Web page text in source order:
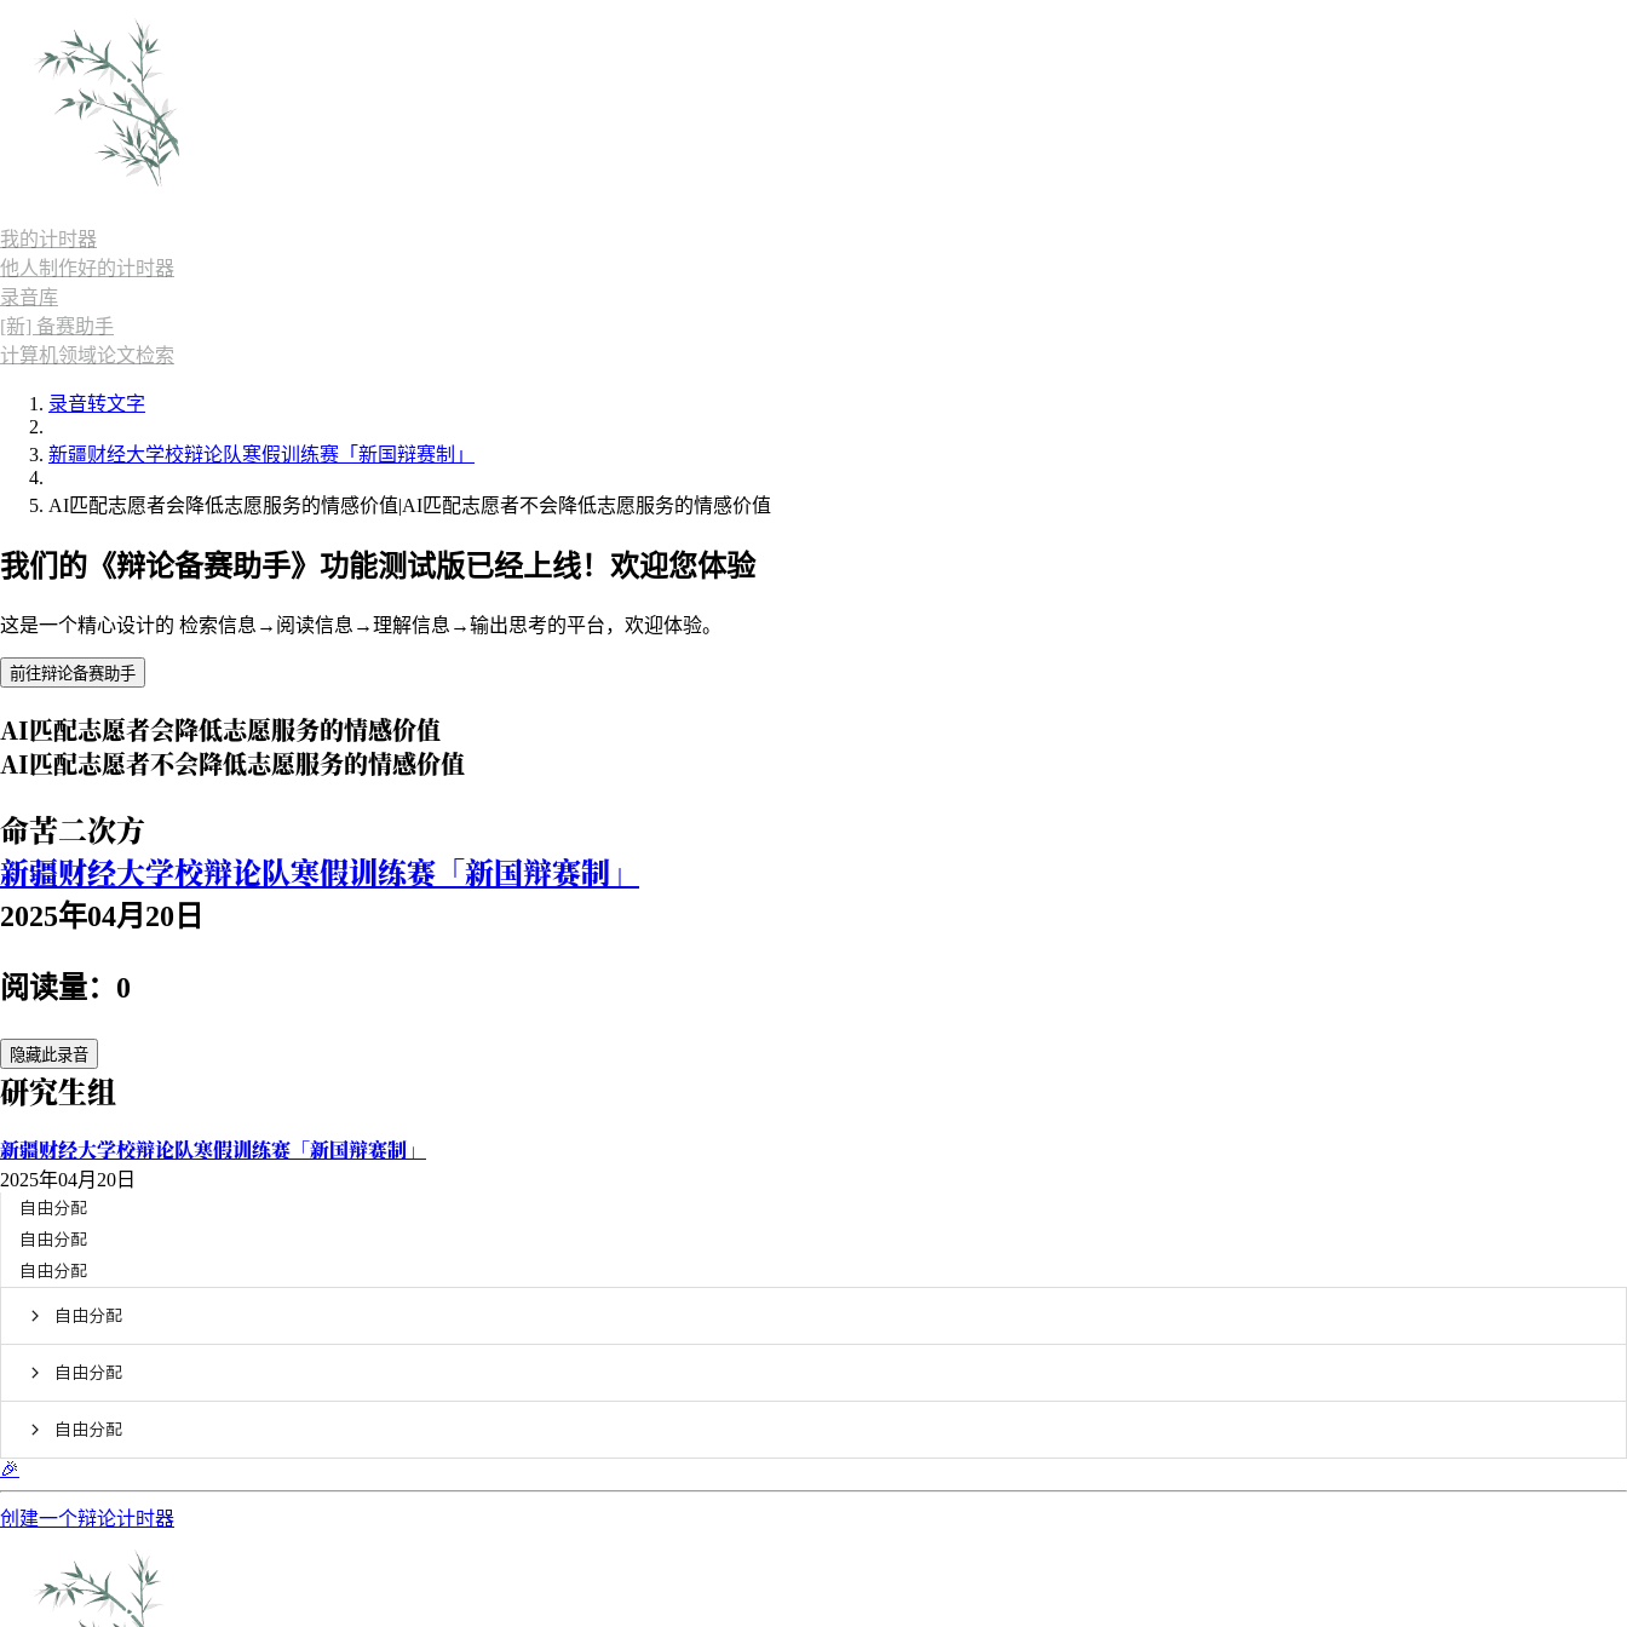
我的计时器
他人制作好的计时器
录音库
[新] 备赛助手
计算机领域论文检索
录音转文字
新疆财经大学校辩论队寒假训练赛「新国辩赛制」
AI匹配志愿者会降低志愿服务的情感价值|AI匹配志愿者不会降低志愿服务的情感价值
我们的《辩论备赛助手》功能测试版已经上线！欢迎您体验
这是一个精心设计的 检索信息→阅读信息→理解信息→输出思考的平台，欢迎体验。
前往辩论备赛助手
AI匹配志愿者会降低志愿服务的情感价值
AI匹配志愿者不会降低志愿服务的情感价值
命苦二次方
新疆财经大学校辩论队寒假训练赛「新国辩赛制」
2025年04月20日
阅读量：0
隐藏此录音
研究生组
新疆财经大学校辩论队寒假训练赛「新国辩赛制」
2025年04月20日
自由分配
自由分配
自由分配
自由分配
自由分配
自由分配
🎉
创建一个辩论计时器